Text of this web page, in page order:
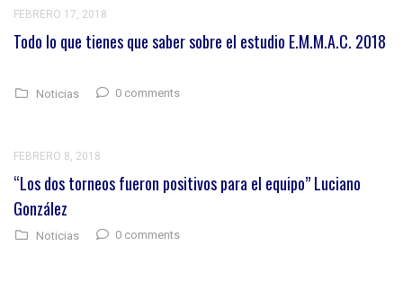
FEBRERO 17, 2018
Todo lo que tienes que saber sobre el estudio E.M.M.A.C. 2018
Noticias 0 comments
FEBRERO 8, 2018
“Los dos torneos fueron positivos para el equipo” Luciano
González
Noticias 0 comments